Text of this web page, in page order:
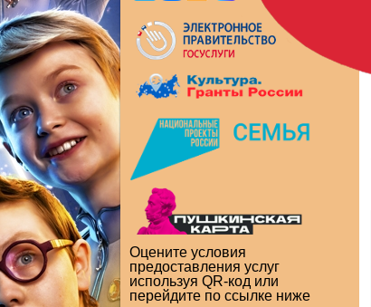
Оцените условия
предоставления услуг
используя QR-код или
перейдите по ссылке ниже